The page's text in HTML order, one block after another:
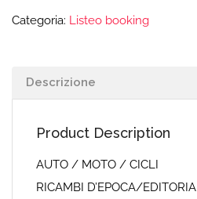
Categoria: Listeo booking
Descrizione
Product Description
AUTO / MOTO / CICLI
RICAMBI D’EPOCA/EDITORIA